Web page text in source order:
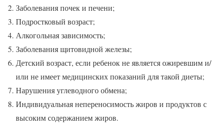
Заболевания почек и печени;
Подростковый возраст;
Алкогольная зависимость;
Заболевания щитовидной железы;
Детский возраст, если ребенок не является ожиревшим и/
или не имеет медицинских показаний для такой диеты;
Нарушения углеводного обмена;
Индивидуальная непереносимость жиров и продуктов с
высоким содержанием жиров.